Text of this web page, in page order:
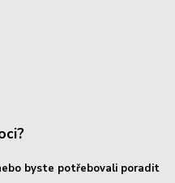
byste potřebovali poradit